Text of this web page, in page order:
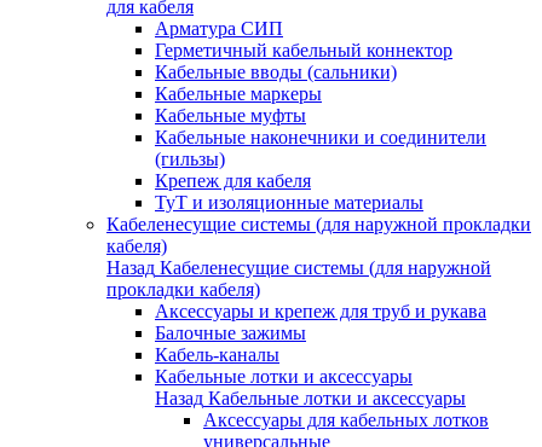
для кабеля
Арматура СИП
Герметичный кабельный коннектор
Кабельные вводы (сальники)
Кабельные маркеры
Кабельные муфты
Кабельные наконечники и соединители
(гильзы)
Крепеж для кабеля
ТуТ и изоляционные материалы
Кабеленесущие системы (для наружной прокладки
кабеля)
Назад Кабеленесущие системы (для наружной
прокладки кабеля)
Аксессуары и крепеж для труб и рукава
Балочные зажимы
Кабель-каналы
Кабельные лотки и аксессуары
Назад Кабельные лотки и аксессуары
Аксессуары для кабельных лотков
универсальные